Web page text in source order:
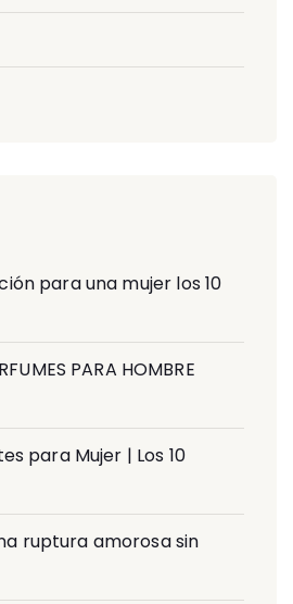
para una mujer los 10
PARA HOMBRE
para Mujer | Los 10
ruptura amorosa sin